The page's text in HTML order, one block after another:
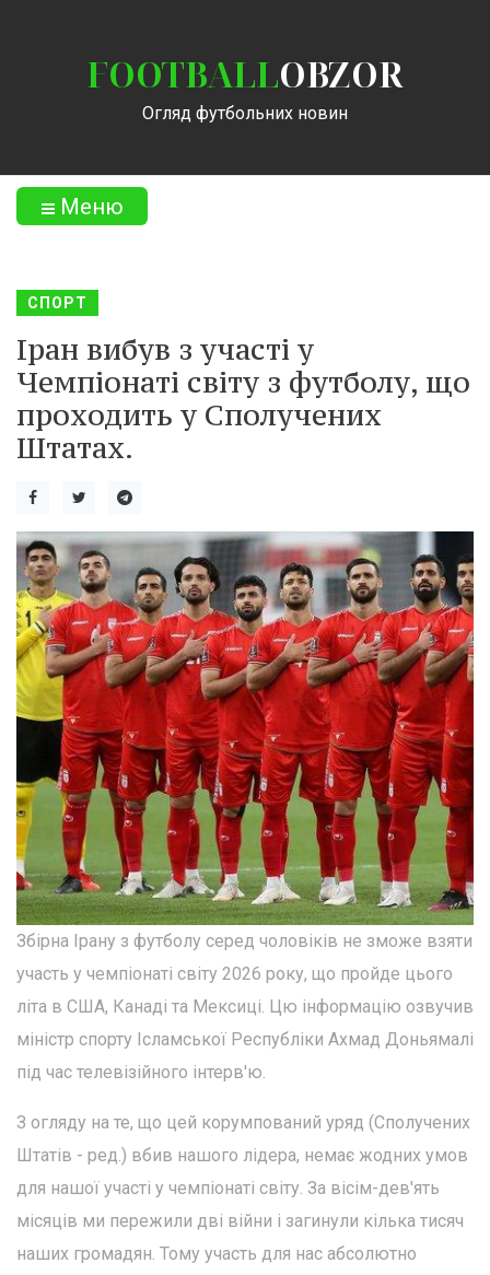
FOOTBALLOBZOR
Огляд футбольних новин
Меню
СПОРТ
Іран вибув з участі у
Чемпіонаті світу з футболу, що
проходить у Сполучених
Штатах.
Збірна Ірану з футболу серед чоловіків не зможе взяти
участь у чемпіонаті світу 2026 року, що пройде цього
літа в США, Канаді та Мексиці. Цю інформацію озвучив
міністр спорту Ісламської Республіки Ахмад Доньямалі
під час телевізійного інтерв'ю.
З огляду на те, що цей корумпований уряд (Сполучених
Штатів - ред.) вбив нашого лідера, немає жодних умов
для нашої участі у чемпіонаті світу. За вісім-дев'ять
місяців ми пережили дві війни і загинули кілька тисяч
наших громадян. Тому участь для нас абсолютно